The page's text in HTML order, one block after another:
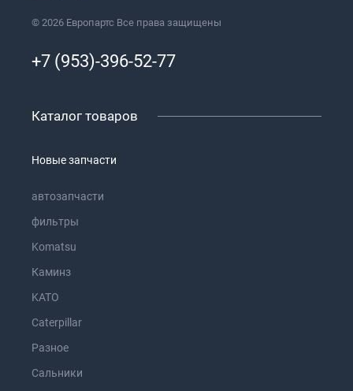
© 2026 Европартс Все права защищены
+7 (953)-396-52-77
Каталог товаров
Новые запчасти
автозапчасти
фильтры
Komatsu
Каминз
KATO
Caterpillar
Разное
Сальники